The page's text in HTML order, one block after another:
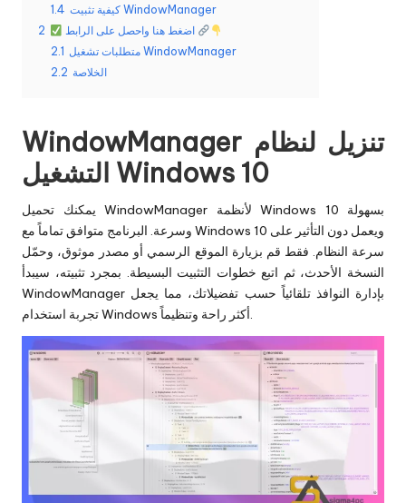
1.4
كيفية تثبيت WindowManager
2
اضغط هنا واحصل على الرابط
2.1
متطلبات تشغيل WindowManager
2.2 الخلاصة
WindowManager تنزيل لنظام
التشغيل Windows 10
يمكنك تحميل WindowManager لأنظمة Windows 10 بسهولة
وسرعة. البرنامج متوافق تماماً مع Windows 10 ويعمل دون التأثير على
سرعة النظام. فقط قم بزيارة الموقع الرسمي أو مصدر موثوق، وحمّل
النسخة الأحدث، ثم اتبع خطوات التثبيت البسيطة. بمجرد تثبيته، سيبدأ
WindowManager بإدارة النوافذ تلقائياً حسب تفضيلاتك، مما يجعل
تجربة استخدام Windows أكثر راحة وتنظيماً.